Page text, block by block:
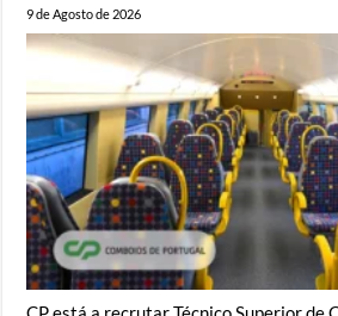
9 de Agosto de 2026